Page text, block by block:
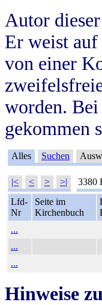
Autor
Er weist
von einer
worden.
gekommen
Alles Suchen
|< < > >| 3380
Lfd-
Nr
Seite im
Kirchenbuch
...
...
...
Hinweise